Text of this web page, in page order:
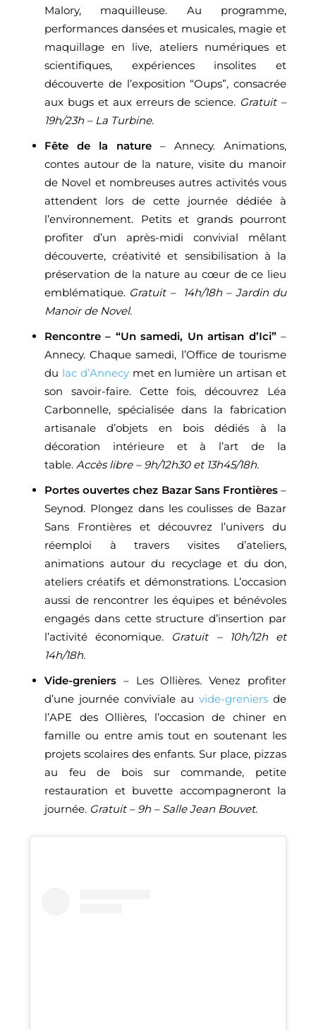
Malory, maquilleuse. Au programme,
performances dansées et musicales, magie et
maquillage en live, ateliers numériques et
scientifiques, expériences insolites et
découverte de l’exposition “Oups”, consacrée
aux bugs et aux erreurs de science. Gratuit –
19h/23h – La Turbine.
Fête de la nature – Annecy. Animations,
contes autour de la nature, visite du manoir
de Novel et nombreuses autres activités vous
attendent lors de cette journée dédiée à
l’environnement. Petits et grands pourront
profiter d’un après-midi convivial mêlant
découverte, créativité et sensibilisation à la
préservation de la nature au cœur de ce lieu
emblématique. Gratuit – 14h/18h – Jardin du
Manoir de Novel.
Rencontre – “Un samedi, Un artisan d’Ici”–
Annecy. Chaque samedi, l’Office de tourisme
du lac d’Annecymet en lumière un artisan et
son savoir-faire. Cette fois, découvrez Léa
Carbonnelle, spécialisée dans la fabrication
artisanale d’objets en bois dédiés à la
décoration intérieure et à l’art de la
table. Accès libre – 9h/12h30 et 13h45/18h.
Portes ouvertes chez Bazar Sans Frontières–
Seynod. Plongez dans les coulisses de Bazar
Sans Frontières et découvrez l’univers du
réemploi à travers visites d’ateliers,
animations autour du recyclage et du don,
ateliers créatifs et démonstrations. L’occasion
aussi de rencontrer les équipes et bénévoles
engagés dans cette structure d’insertion par
l’activité économique. Gratuit – 10h/12h et
14h/18h.
Vide-greniers – Les Ollières. Venez profiter
d’une journée conviviale au vide-greniers de
l’APE des Ollières, l’occasion de chiner en
famille ou entre amis tout en soutenant les
projets scolaires des enfants. Sur place, pizzas
au feu de bois sur commande, petite
restauration et buvette accompagneront la
journée. Gratuit – 9h – Salle Jean Bouvet.